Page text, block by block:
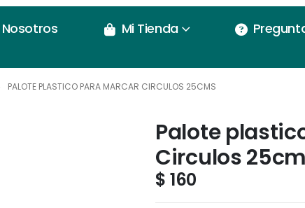
Nosotros Mi Tienda
PALOTE PLASTICO PARA MARCAR CIRCULOS 25CMS
Palote
Circulos
$ 160